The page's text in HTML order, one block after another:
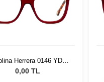
Herrera 0146 YDC
52 18
0,00 TL